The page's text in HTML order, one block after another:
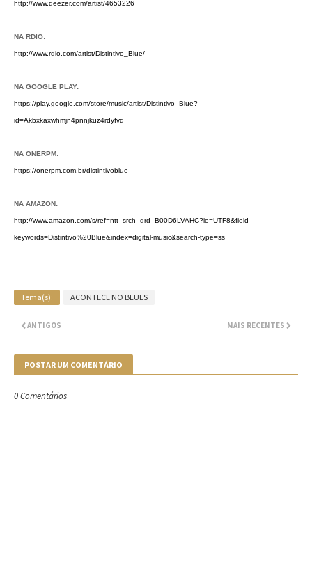
http://www.deezer.com/artist/4653226
NA RDIO:
http://www.rdio.com/artist/Distintivo_Blue/
NA GOOGLE PLAY:
https://play.google.com/store/music/artist/Distintivo_Blue?
id=Akbxkaxwhmjn4pnnjkuz4rdyfvq
NA ONERPM:
https://onerpm.com.br/distintivoblue
NA AMAZON:
http://www.amazon.com/s/ref=ntt_srch_drd_B00D6LVAHC?ie=UTF8&field-
keywords=Distintivo%20Blue&index=digital-music&search-type=ss
Tema(s): ACONTECE NO BLUES
MAIS RECENTES
ANTIGOS
POSTAR UM COMENTÁRIO
0 Comentários